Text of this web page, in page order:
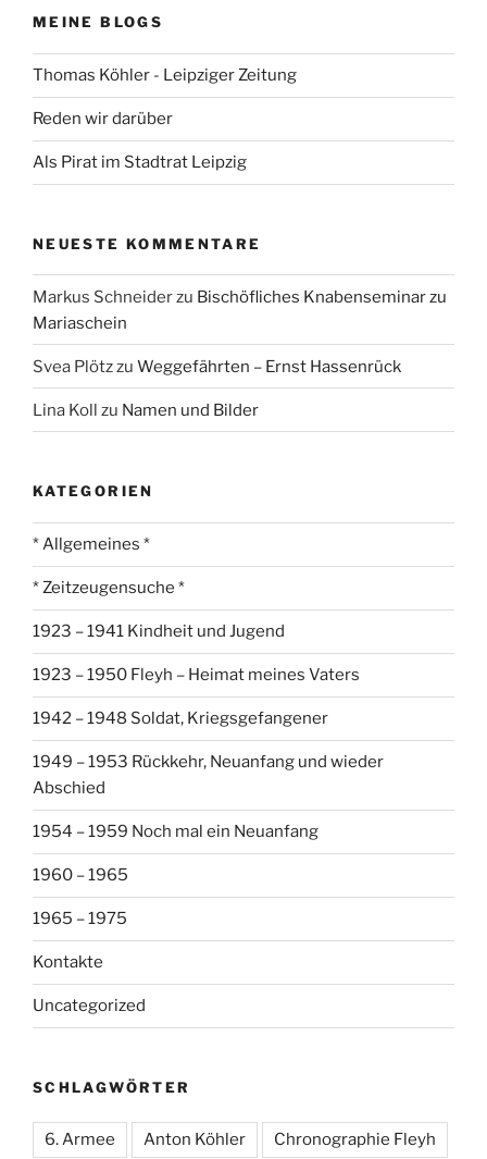
MEINE BLOGS
Thomas Köhler - Leipziger Zeitung
Reden wir darüber
Als Pirat im Stadtrat Leipzig
NEUESTE KOMMENTARE
Markus Schneiderzu Bischöfliches Knabenseminar zu
Mariaschein
Svea Plötzzu Weggefährten – Ernst Hassenrück
Lina Koll zu Namen und Bilder
KATEGORIEN
* Allgemeines *
* Zeitzeugensuche *
1923 – 1941 Kindheit und Jugend
1923 – 1950 Fleyh – Heimat meines Vaters
1942 – 1948 Soldat, Kriegsgefangener
1949 – 1953 Rückkehr, Neuanfang und wieder
Abschied
1954 – 1959 Noch mal ein Neuanfang
1960 – 1965
1965 – 1975
Kontakte
Uncategorized
SCHLAGWÖRTER
6. Armee Anton Köhler Chronographie Fleyh